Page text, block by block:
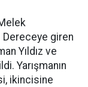
giren
Yıldız ve
Yarışmanın
ikincisine